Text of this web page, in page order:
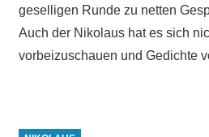
geselligen Runde zu netten
Auch der Nikolaus hat es sich
vorbeizuschauen und Gedichte